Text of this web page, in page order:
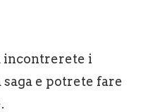
incontrerete i
e potrete fare